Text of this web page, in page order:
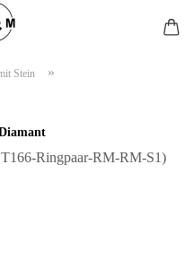
Stein »
T166-Ringpaar-RM-RM-S1)